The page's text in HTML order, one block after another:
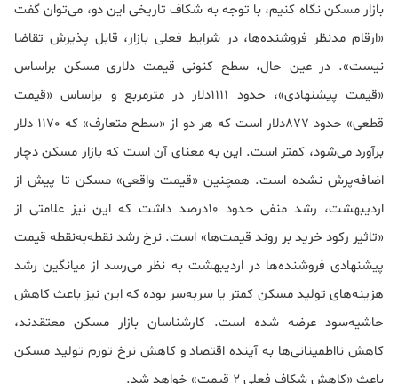
بازار مسکن نگاه کنیم، با توجه به شکاف تاریخی این دو، می‌توان گفت
«ارقام مدنظر فروشنده‌ها، در شرایط فعلی بازار، قابل پذیرش تقاضا
نیست». در عین حال، سطح کنونی قیمت دلاری مسکن براساس
«قیمت پیشنهادی»، حدود 1111دلار در مترمربع و براساس «قیمت
قطعی» حدود 877دلار است که هر دو از «سطح متعارف» که 1170 دلار
برآورد می‌شود، کمتر است. این به معنای آن است که بازار مسکن دچار
اضافه‌پرش نشده است. همچنین «قیمت واقعی» مسکن تا پیش از
اردیبهشت،‌ رشد منفی حدود 10درصد داشت که این نیز علامتی از
«تاثیر رکود خرید بر روند قیمت‌ها» است. نرخ رشد نقطه‌به‌نقطه قیمت
پیشنهادی فروشنده‌ها در اردیبهشت به نظر می‌رسد از میانگین رشد
هزینه‌های تولید مسکن کمتر یا سربه‌سر بوده که این نیز باعث کاهش
حاشیه‌سود عرضه شده است. کارشناسان بازار مسکن معتقدند،
کاهش نااطمینانی‌ها به آینده اقتصاد و کاهش نرخ تورم تولید مسکن